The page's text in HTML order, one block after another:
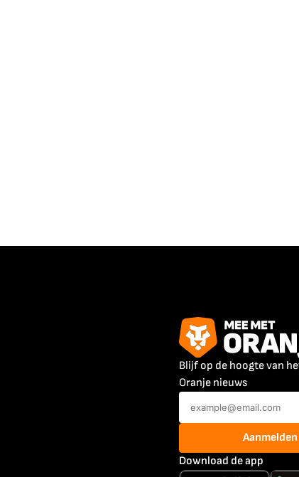
Blijf op de hoogte van
Oranje nieuws
Aanmelden
Download de app